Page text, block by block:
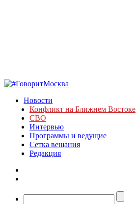
Новости
Конфликт на Ближнем Востоке
СВО
Интервью
Программы и ведущие
Сетка вещания
Редакция